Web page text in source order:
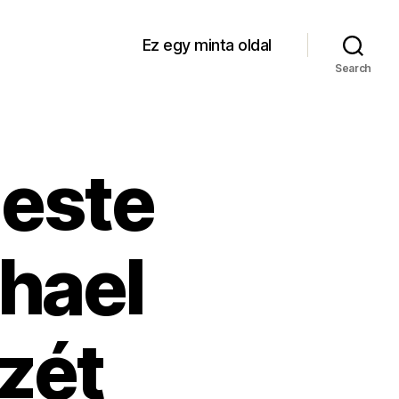
Ez egy minta oldal
Search